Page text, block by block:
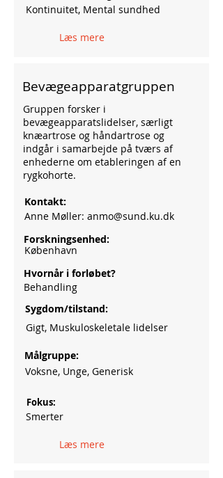
Kontinuitet, Mental sundhed
Læs mere
Bevægeapparatgruppen
Gruppen forsker i
bevægeapparatslidelser, særligt
knæartrose og håndartrose og
indgår i samarbejde på tværs af
enhederne om etableringen af en
rygkohorte.
Kontakt:
Anne Møller: anmo@sund.ku.dk
Forskningsenhed:
København
Hvornår i forløbet?
Behandling
Sygdom/tilstand:
Gigt, Muskuloskeletale lidelser
Målgruppe:
Voksne, Unge, Generisk
Fokus:
Smerter
Læs mere